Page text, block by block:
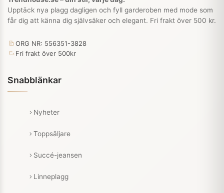
Upptäck nya plagg dagligen och fyll garderoben med mode som
får dig att känna dig självsäker och elegant. Fri frakt över 500 kr.
ORG NR: 556351-3828
Fri frakt över 500kr
Snabblänkar
Nyheter
Toppsäljare
Succé-jeansen
Linneplagg